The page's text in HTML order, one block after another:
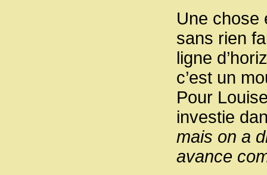
Une chose
sans rien
ligne
c’est un
Pour
investie
mais on a
avance